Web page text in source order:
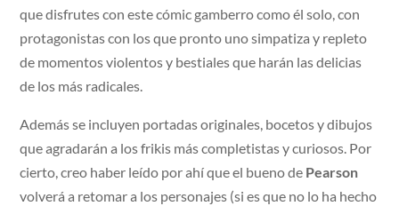
que disfrutes con este cómic gamberro como él solo, con
protagonistas con los que pronto uno simpatiza y repleto
de momentos violentos y bestiales que harán las delicias
de los más radicales.
Además se incluyen portadas originales, bocetos y dibujos
que agradarán a los frikis más completistas y curiosos. Por
cierto, creo haber leído por ahí que el bueno de Pearson
volverá a retomar a los personajes (si es que no lo ha hecho